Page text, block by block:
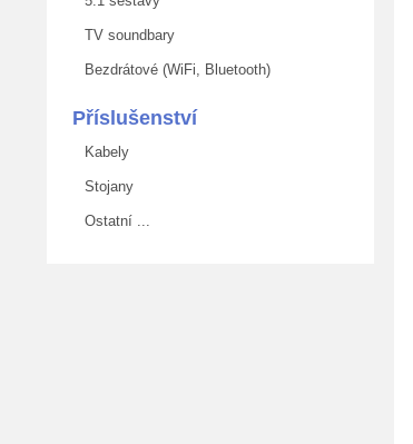
TV soundbary
Bezdrátové (WiFi, Bluetooth)
Příslušenství
Kabely
Stojany
Ostatní ...